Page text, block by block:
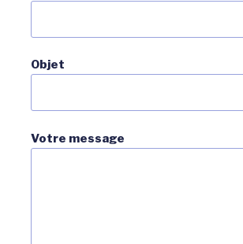
Objet
Votre message